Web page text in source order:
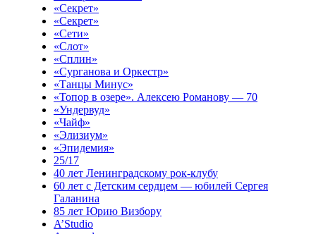
«Секрет»
«Секрет»
«Сети»
«Слот»
«Сплин»
«Сурганова и Оркестр»
«Танцы Минус»
«Топор в озере». Алексею Романову — 70
«Ундервуд»
«Чайф»
«Элизиум»
«Эпидемия»
25/17
40 лет Ленинградскому рок-клубу
60 лет с Детским сердцем — юбилей Сергея
Галанина
85 лет Юрию Визбору
A’Studio